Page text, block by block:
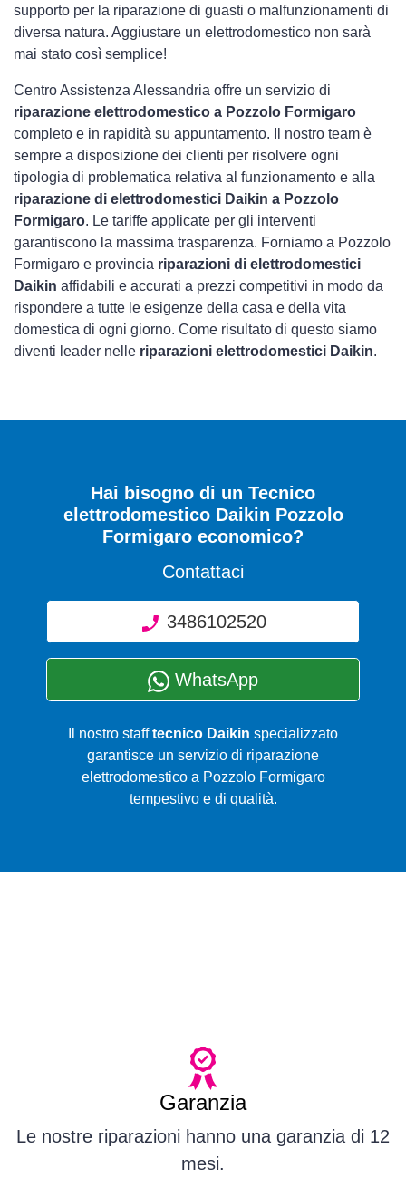
supporto per la riparazione di guasti o malfunzionamenti di
diversa natura. Aggiustare un elettrodomestico non sarà
mai stato così semplice!
Centro Assistenza Alessandria offre un servizio di
riparazione elettrodomestico a Pozzolo Formigaro
completo e in rapidità su appuntamento. Il nostro team è
sempre a disposizione dei clienti per risolvere ogni
tipologia di problematica relativa al funzionamento e alla
riparazione di elettrodomestici Daikin a Pozzolo
Formigaro. Le tariffe applicate per gli interventi
garantiscono la massima trasparenza. Forniamo a Pozzolo
Formigaro e provincia riparazioni di elettrodomestici
Daikin affidabili e accurati a prezzi competitivi in modo da
rispondere a tutte le esigenze della casa e della vita
domestica di ogni giorno. Come risultato di questo siamo
diventi leader nelle riparazioni elettrodomestici Daikin.
Hai bisogno di un Tecnico
elettrodomestico Daikin Pozzolo
Formigaro economico?
Contattaci
3486102520
WhatsApp
Il nostro stafftecnico Daikin specializzato
garantisce un servizio di riparazione
elettrodomestico a Pozzolo Formigaro
tempestivo e di qualità.
Garanzia
Le nostre riparazioni hanno una garanzia di 12
mesi.